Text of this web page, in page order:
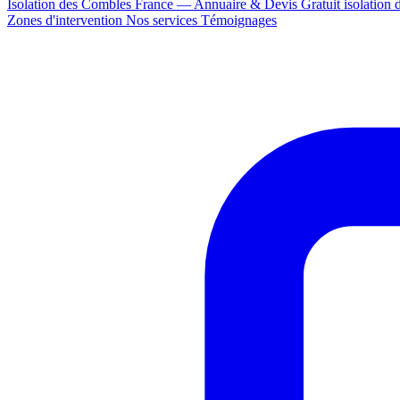
Isolation des Combles France — Annuaire & Devis Gratuit isolation
Zones d'intervention Nos services Témoignages